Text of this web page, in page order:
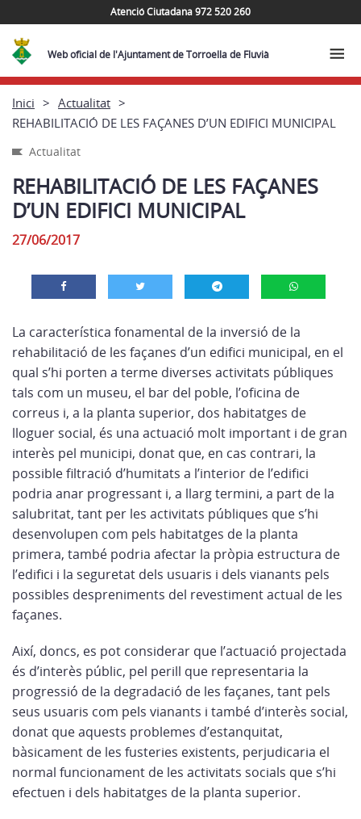
Atenció Ciutadana 972 520 260
Web oficial de l'Ajuntament de Torroella de Fluvià
Inici
Actualitat
REHABILITACIÓ DE LES FAÇANES D’UN EDIFICI MUNICIPAL
Actualitat
REHABILITACIÓ DE LES FAÇANES
D’UN EDIFICI MUNICIPAL
27/06/2017
La característica fonamental de la inversió de la
rehabilitació de les façanes d’un edifici municipal, en el
qual s’hi porten a terme diverses activitats públiques
tals com un museu, el bar del poble, l’oficina de
correus i, a la planta superior, dos habitatges de
lloguer social, és una actuació molt important i de gran
interès pel municipi, donat que, en cas contrari, la
possible filtració d’humitats a l’interior de l’edifici
podria anar progressant i, a llarg termini, a part de la
salubritat, tant per les activitats públiques que s’hi
desenvolupen com pels habitatges de la planta
primera, també podria afectar la pròpia estructura de
l’edifici i la seguretat dels usuaris i dels vianants pels
possibles despreniments del revestiment actual de les
façanes.
Així, doncs, es pot considerar que l’actuació projectada
és d’interès públic, pel perill que representaria la
progressió de la degradació de les façanes, tant pels
seus usuaris com pels vianants i també d’interès social,
donat que aquests problemes d’estanquitat,
bàsicament de les fusteries existents, perjudicaria el
normal funcionament de les activitats socials que s’hi
efectuen i dels habitatges de la planta superior.